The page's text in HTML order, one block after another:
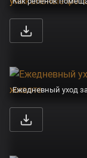
Ежедневный уход